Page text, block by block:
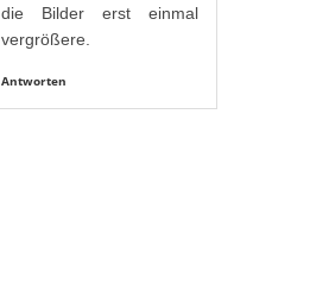
die Bilder erst einmal
vergrößere.
Antworten